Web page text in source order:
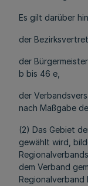
Es gilt darüber
der
der
b bis 46 e,
der
nach Maßgabe
(2) Das Gebiet
gewählt wird,
dem Verband
Regionalverband